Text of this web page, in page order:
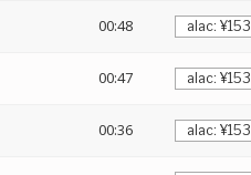
00:48
00:47
00:36